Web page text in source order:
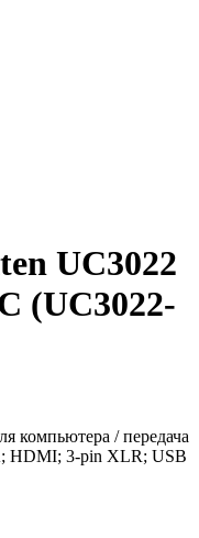
UC3022
(UC3022-
компьютера / передача
HDMI; 3-pin XLR; USB